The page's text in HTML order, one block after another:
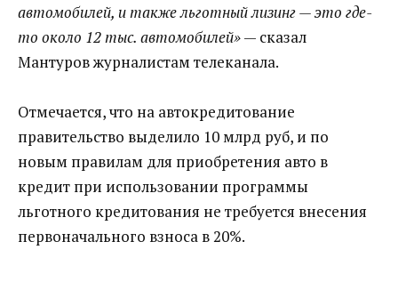
автомобилей, и также льготный лизинг — это где-
то около 12 тыс. автомобилей»— сказал
Мантуров журналистам телеканала.
Отмечается, что на автокредитование
правительство выделило 10 млрд руб, и по
новым правилам для приобретения авто в
кредит при использовании программы
льготного кредитования не требуется внесения
первоначального взноса в 20%.